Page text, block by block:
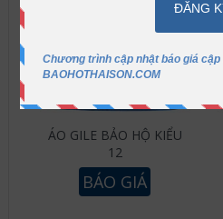
ÁO GILE BẢO HỘ KIỂU
12
BÁO GIÁ